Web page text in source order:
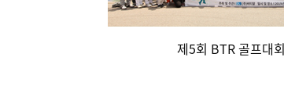
제5회 BTR 골프대